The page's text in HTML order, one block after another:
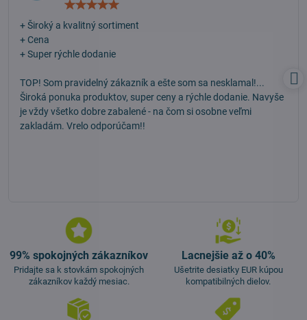
+ Široký a kvalitný sortiment
+ Cena
+ Super rýchle dodanie
TOP! Som pravidelný zákazník a ešte som sa nesklamal!...
Široká ponuka produktov, super ceny a rýchle dodanie. Navyše
je vždy všetko dobre zabalené - na čom si osobne veľmi
zakladám. Vrelo odporúčam!!
99% spokojných zákazníkov
Pridajte sa k stovkám spokojných
zákazníkov každý mesiac.
Lacnejšie až o 40%
Ušetrite desiatky EUR kúpou
kompatibilných dielov.